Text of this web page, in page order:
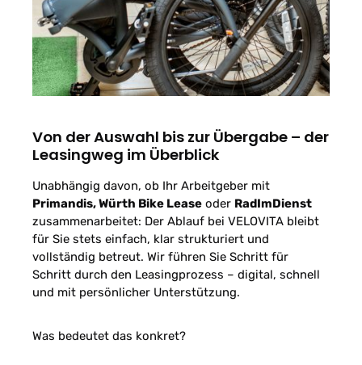
Von der Auswahl bis zur Übergabe – der
Leasingweg im Überblick
Unabhängig davon, ob Ihr Arbeitgeber mit
Primandis, Würth Bike Lease oder RadImDienst
zusammenarbeitet: Der Ablauf bei VELOVITA bleibt
für Sie stets einfach, klar strukturiert und
vollständig betreut. Wir führen Sie Schritt für
Schritt durch den Leasingprozess – digital, schnell
und mit persönlicher Unterstützung.
Was bedeutet das konkret?